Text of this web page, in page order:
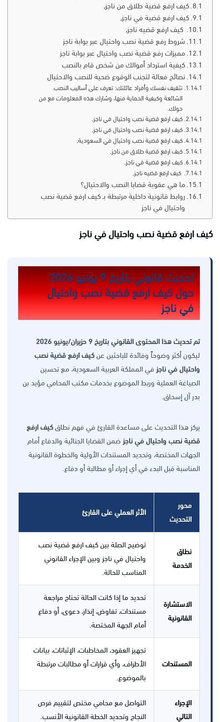
كيف ارفع قضية طلاق من ناجز,
كيف ارفع قضية في ناجز,
‏ كيف ارفع قضيه ناجز,
شروط رفع قضية نصب واحتيال عبر بوابة ناجز
مميزات رفع قضية نصب واحتيال عبر بوابة ناجز
كيفية استرداد أموالك من شخص قام بالنصب
نصائح فعالة لتجنب الوقوع ضحية للنصب والاحتيال
تثقيف نفسك وأفراد عائلتك: تعرف على أساليب النصب
الشائعة وكيفية الحماية منها، وشارك هذه المعلومات مع من
حولك.
كيف ارفع قضية نصب واحتيال في ناجز,
كيف ارفع قضية نصب واحتيال في ناجز,
كيف ارفع قضية نصب واحتيال في السعودية,
كيف ارفع قضية طلاق من ناجز,
كيف ارفع قضية في ناجز,
‏ كيف ارفع قضيه ناجز,
ما هي عقوبة قضايا النصب والاحتيال؟
روابط قانونية داخلية مرتبطة بـ كيف ارفع قضية نصب
واحتيال في ناجز
كيف ارفع قضية نصب واحتيال في ناجز
تحديث قانوني بتاريخ 9 يونيو 2026
حول كيف ارفع قضية نصب واحتيال
في ناجز
تم تحديث هذا المحتوى القانوني بتاريخ 9 حزيران/يونيو 2026
ليكون أكثر وضوحاً وفائدة للباحثين عنكيف ارفع قضية نصب
واحتيال في ناجز في المملكة العربية السعودية، مع تحسين
الصياغة العملية وربط الموضوع بخدمات مكتب المحامي مؤيد بن
بدر آل إسحاق.
يركز هذا التحديث على مساعدة القارئ في فهم نطاقكيف ارفع
قضية نصب واحتيال في ناجز ضمن القضايا الجنائية والدفاع أمام
الجهات المختصة، وتحديد المستندات الأولية والخطوة القانونية
المناسبة قبل البدء في أي إجراء أو مطالبة أو دفاع.
محور
التحديث
الأثر العملي على القارئ
نطاق
الخدمة
توضيح الصلة بين كيف ارفع قضية نصب
واحتيال في ناجز وبين الإجراء القانوني
المناسب للحالة.
الاستشارة
القانونية
تحديد ما إذا كانت الحالة تحتاج مراجعة
مستندات، تفاوض، إنذار، دعوى، أو دفاع
أمام الجهة المختصة.
المستندات
تجهيز العقود، المخاطبات، الإثباتات، بيانات
الأطراف، وأي قرارات أو مطالبات مرتبطة
بالموضوع.
الإجراء
التالي
التواصل مع محامي مختص لتقييم فرص
النجاح وتحديد الخطة القانونية الأنسب.